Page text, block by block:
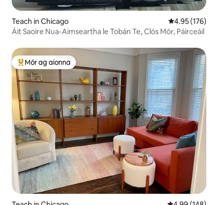
Teach in Chicago Meánrátáil
4.95 (176)
Áit Saoire Nua-Aimseartha le Tobán Te, Clós Mór, Páirceáil
An-mhór ag aíonna
Mór ag aíonna